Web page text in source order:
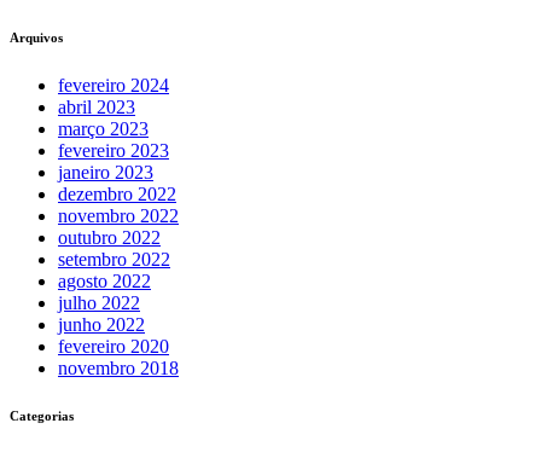
Arquivos
fevereiro 2024
abril 2023
março 2023
fevereiro 2023
janeiro 2023
dezembro 2022
novembro 2022
outubro 2022
setembro 2022
agosto 2022
julho 2022
junho 2022
fevereiro 2020
novembro 2018
Categorias